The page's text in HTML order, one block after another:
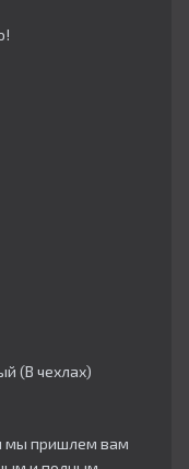
(В чехлах)
мы пришлем вам